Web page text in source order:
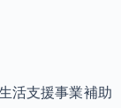
活支援事業補助